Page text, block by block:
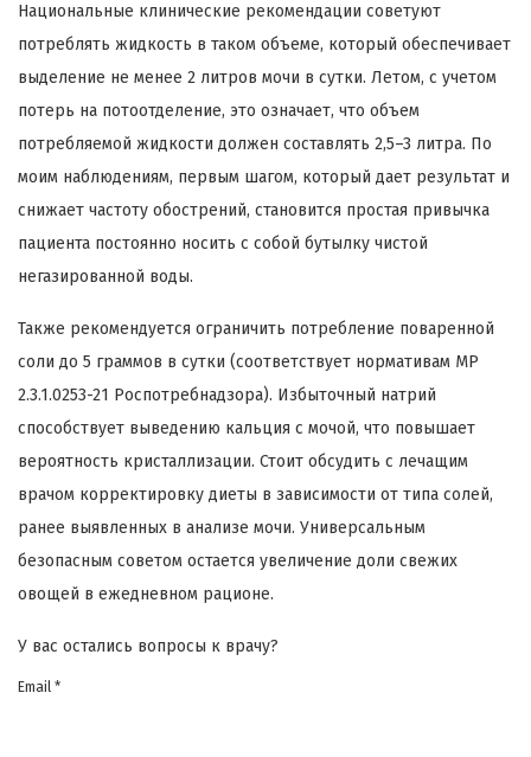
Национальные клинические рекомендации советуют
потреблять жидкость в таком объеме, который обеспечивает
выделение не менее 2 литров мочи в сутки. Летом, с учетом
потерь на потоотделение, это означает, что объем
потребляемой жидкости должен составлять 2,5–3 литра. По
моим наблюдениям, первым шагом, который дает результат и
снижает частоту обострений, становится простая привычка
пациента постоянно носить с собой бутылку чистой
негазированной воды.
Также рекомендуется ограничить потребление поваренной
соли до 5 граммов в сутки (соответствует нормативам МР
2.3.1.0253-21 Роспотребнадзора). Избыточный натрий
способствует выведению кальция с мочой, что повышает
вероятность кристаллизации. Стоит обсудить с лечащим
врачом корректировку диеты в зависимости от типа солей,
ранее выявленных в анализе мочи. Универсальным
безопасным советом остается увеличение доли свежих
овощей в ежедневном рационе.
У вас остались вопросы к врачу?
Email *